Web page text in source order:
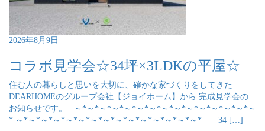
2026年8月9日
コラボ見学会☆34坪×3LDKの平屋☆
住む人の暮らしと思いを大切に、確かな家づくりをしてきた
DEARHOMEのグループ会社【ジョイホーム】から 完成見学会の
お知らせです。 ～*～*～*～*～*～*～*～*～*～*～*～*～*～*～
* ～*～*～*～*～*～*～*～*～*～*～*～*～*～*～* 34 […]